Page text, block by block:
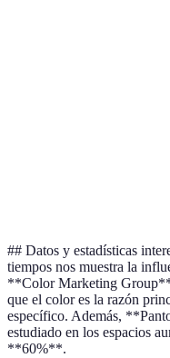
## Datos y estadísticas
tiempos nos muestra la
**Color Marketing
que el color es la razón
específico. Además,
estudiado en los espacios
**60%**.